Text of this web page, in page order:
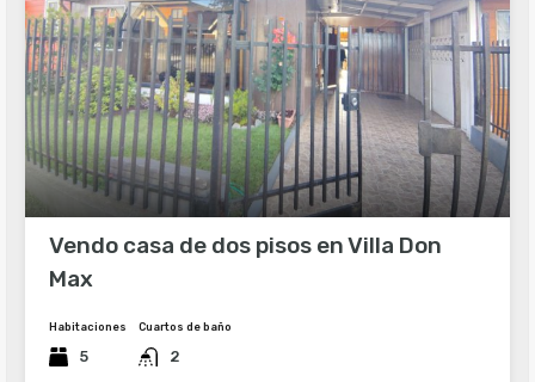
Vendo casa de dos pisos en Villa Don
Max
Habitaciones
5
Cuartos de baño
2